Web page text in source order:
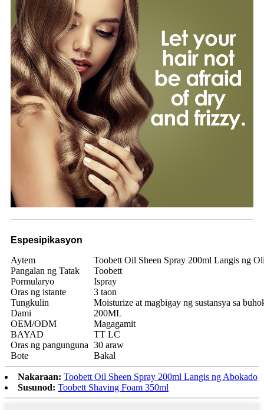
Espesipikasyon
Aytem
Toobett Oil Sheen Spray 200ml Langis ng
Pangalan ng Tatak
Toobett
Pormularyo
Ispray
Oras ng istante
3 taon
Tungkulin
Moisturize at magbigay ng sustansya sa
Dami
200ML
OEM/ODM
Magagamit
BAYAD
TT LC
Oras ng pangunguna 30 araw
Bote
Bakal
Nakaraan: Toobett Oil Sheen Spray 200ml Langis ng Abokado
Susunod: Toobett Shaving Foam 350ml